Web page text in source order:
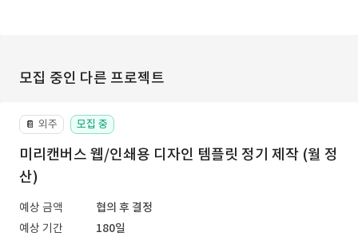
모집 중인 다른 프로젝트
📔 외주 모집 중
미리캔버스 웹/인쇄용 디자인 템플릿 정기 제작 (월 정
산)
예상 금액
협의 후 결정
예상 기간
180일